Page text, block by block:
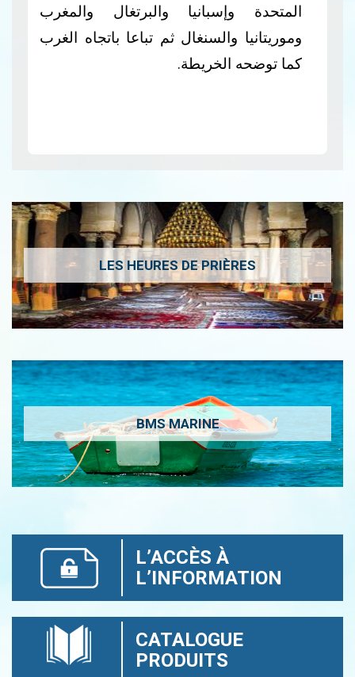
المتحدة وإسبانيا والبرتغال والمغرب
وموريتانيا والسنغال ثم تباعا باتجاه الغرب
كما توضحه الخريطة.
LES HEURES DE PRIÈRES
BMS MARINE
L’ACCÈS À
L’INFORMATION
CATALOGUE
PRODUITS